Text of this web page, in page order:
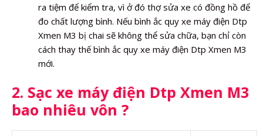
ra tiệm để kiểm tra, vì ở đó thợ sửa xe có đồng hồ để
đo chất lượng bình. Nếu bình ắc quy xe máy điện Dtp
Xmen M3 bị chai sẽ không thể sửa chữa, bạn chỉ còn
cách thay thế bình ắc quy xe máy điện Dtp Xmen M3
mới.
2. Sạc xe máy điện Dtp Xmen M3
bao nhiêu vôn ?